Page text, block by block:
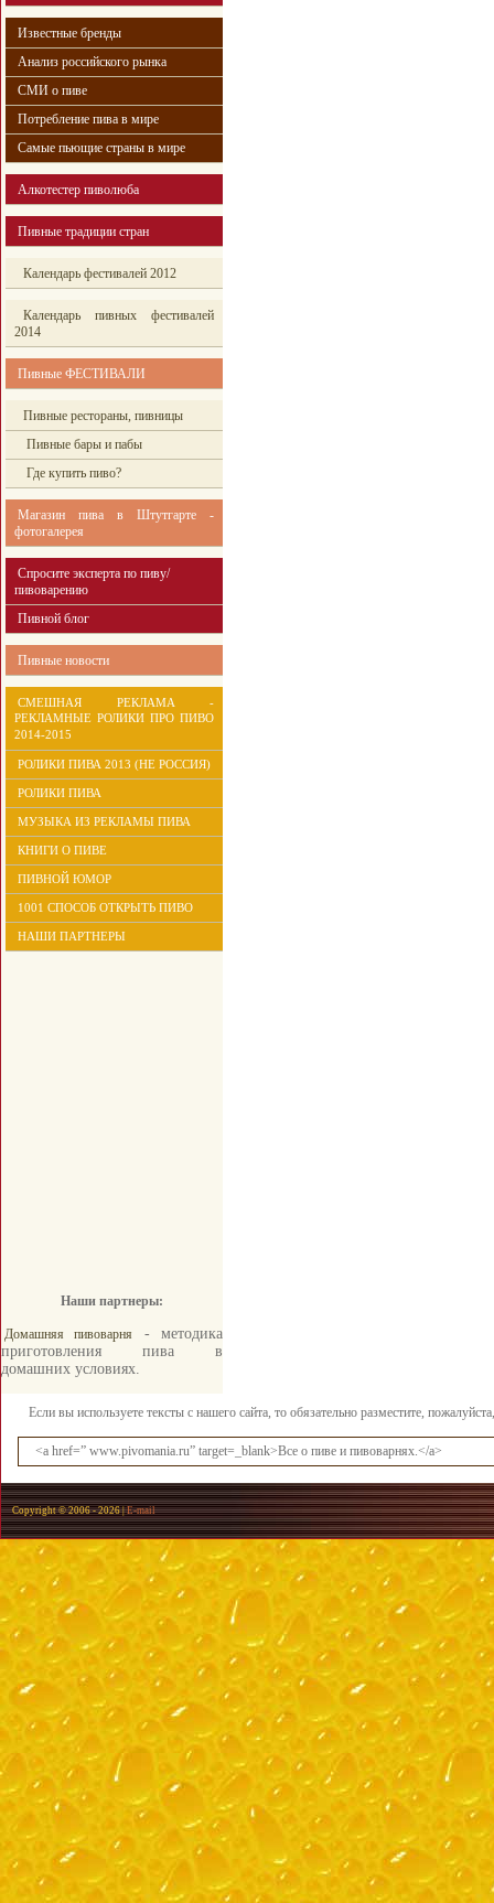
Известные бренды
Анализ российского рынка
СМИ о пиве
Потребление пива в мире
Самые пьющие страны в мире
Алкотестер пиволюба
Пивные традиции стран
Календарь фестивалей 2012
Календарь пивных фестивалей
2014
Пивные ФЕСТИВАЛИ
Пивные рестораны, пивницы
Пивные бары и пабы
Где купить пиво?
Магазин пива в Штутгарте -
фотогалерея
Спросите эксперта по пиву/
пивоварению
Пивной блог
Пивные новости
СМЕШНАЯ РЕКЛАМА -
РЕКЛАМНЫЕ РОЛИКИ ПРО ПИВО
2014-2015
РОЛИКИ ПИВА 2013 (НЕ РОССИЯ)
РОЛИКИ ПИВА
МУЗЫКА ИЗ РЕКЛАМЫ ПИВА
КНИГИ О ПИВЕ
ПИВНОЙ ЮМОР
1001 СПОСОБ ОТКРЫТЬ ПИВО
НАШИ ПАРТНЕРЫ
Наши партнеры:
Домашняя пивоварня
- методика
приготовления пива в
домашних условиях.
Если вы используете тексты с нашего сайта, то обязательно разместите,
<a href=” www.pivomania.ru” target=_blank>Все о пиве и пивоварнях.</a>
Copyright © 2006 -2026 |E-mail